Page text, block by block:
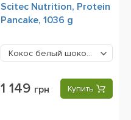
Scitec Nutrition, Protein
Pancake, 1036 g
Кокос белый шоколад 1149
1 149 грн Купить